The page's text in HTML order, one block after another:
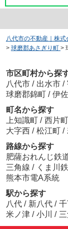
八代市の不動産｜株式
> 球磨郡あさぎり町 >
市区町村から探
八代市 / 出水市 /
球磨郡錦町 / 伊
町名から探す
上知識町 / 西片町
大字西 / 松江町 /
路線から探す
肥薩おれんじ鉄
三角線 / くま川
熊本市電A系統
駅から探す
八代 / 新八代 /
米ノ津 / 小川 /